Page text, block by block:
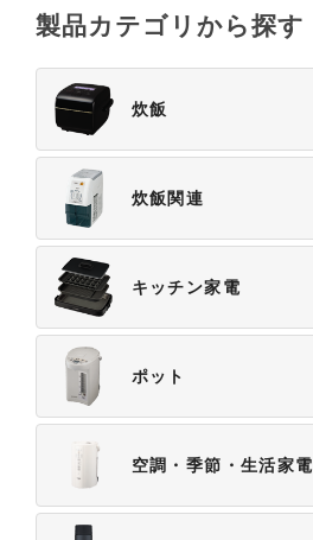
製品カテゴリから探す
炊飯
炊飯関連
キッチン家電
ポット
空調・季節・生活家電